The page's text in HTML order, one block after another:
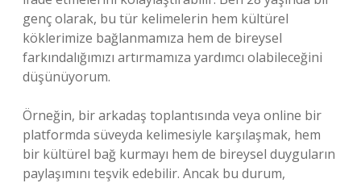
genç olarak, bu tür kelimelerin hem kültürel
köklerimize bağlanmamıza hem de bireysel
farkındalığımızı artırmamıza yardımcı olabileceğini
düşünüyorum.
Örneğin, bir arkadaş toplantısında veya online bir
platformda süveyda kelimesiyle karşılaşmak, hem
bir kültürel bağ kurmayı hem de bireysel duyguların
paylaşımını teşvik edebilir. Ancak bu durum,